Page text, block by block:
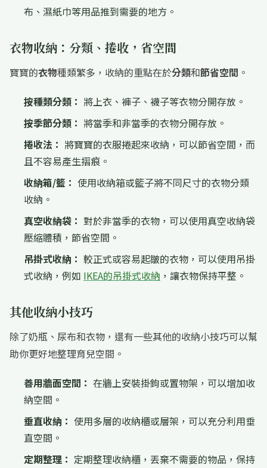
布、濕紙巾等用品推到需要的地方。
衣物收納：分類、捲收，省空間
寶寶的衣物種類繁多，收納的重點在於分類和節省空間 。
按種類分類： 將上衣、褲子、襪子等衣物分開存放。
按季節分類： 將當季和非當季的衣物分開存放。
捲收法： 將寶寶的衣服捲起來收納，可以節省空間，而
且不容易產生摺痕。
收納箱/籃： 使用收納箱或籃子將不同尺寸的衣物分類
收納。
真空收納袋： 對於非當季的衣物，可以使用真空收納袋
壓縮體積，節省空間。
吊掛式收納： 較正式或容易起皺的衣物，可以使用吊掛
式收納，例如 IKEA的吊掛式收納 ，讓衣物保持平整。
其他收納小技巧
除了奶瓶、尿布和衣物，還有一些其他的收納小技巧可以幫
助你更好地整理育兒空間。
善用牆面空間： 在牆上安裝掛鉤或置物架，可以增加收
納空間。
垂直收納： 使用多層的收納櫃或層架，可以充分利用垂
直空間。
定期整理： 定期整理收納櫃，丟棄不需要的物品，保持